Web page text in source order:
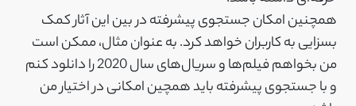
همچنین امکان جستجوی پیشرفته در بین این آثار کمک
بسزایی به کاربران خواهد کرد. به عنوان مثال، ممکن است
من بخواهم فیلم‌ها و سریال‌های سال 2020 را دانلود کنم
و با جستجوی پیشرفته باید همچین امکانی در اختیار من